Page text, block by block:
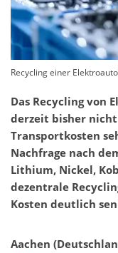
Recycling einer
Das Recycling von
derzeit bisher
Transportkosten
Nachfrage nach
Lithium, Nickel,
dezentrale
Kosten deutlich
Aachen